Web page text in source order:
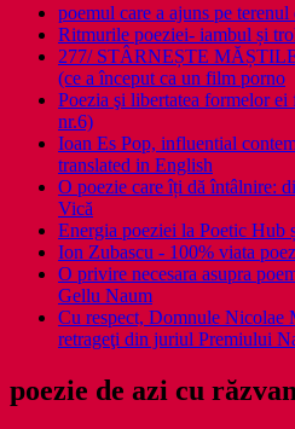
poemul care a ajuns pe
Ritmurile poeziei- iambul și
277/ STÂRNEȘTE
(ce a început ca un film porno
Poezia şi libertatea formelor
nr.6)
Ioan Es Pop, influential
translated in English
O poezie care îți dă întâlnire:
Vică
Energia poeziei la Poetic Hub
Ion Zubascu - 100% viata
O privire necesara asupra
Gellu Naum
Cu respect, Domnule Nicolae
retrageţi din juriul Premiului
poezie de azi cu